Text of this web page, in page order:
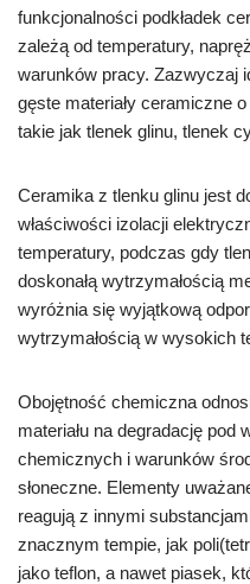
funkcjonalności podkładek
zależą od temperatury,
warunków pracy. Zazwyczaj
gęste materiały ceramiczne
takie jak tlenek glinu, tlenek
Ceramika z tlenku glinu jest
właściwości izolacji
temperatury, podczas gdy
doskonałą wytrzymałością
wyróżnia się wyjątkową
wytrzymałością w wysokich
Obojętność chemiczna
materiału na degradację pod
chemicznych i warunków
słoneczne. Elementy
reagują z innymi
znacznym tempie, jak
jako teflon, a nawet piasek,